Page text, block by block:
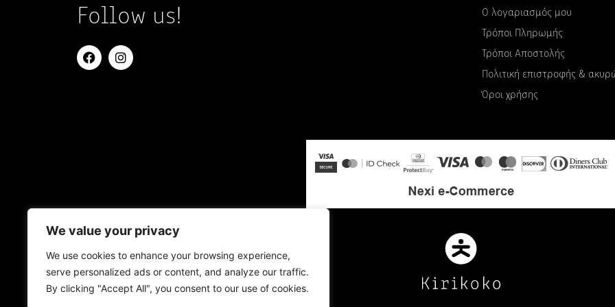
We value your privacy
We use cookies to enhance your browsing experience,
serve personalized ads or content, and analyze our traffic.
By clicking "Accept All", you consent to our use of cookies.
Follow us!
Ο λογαριασμός μου
Τρόποι Πληρωμής
Τρόποι Αποστολής
Πολιτική επιστροφής &
Όροι χρήσης